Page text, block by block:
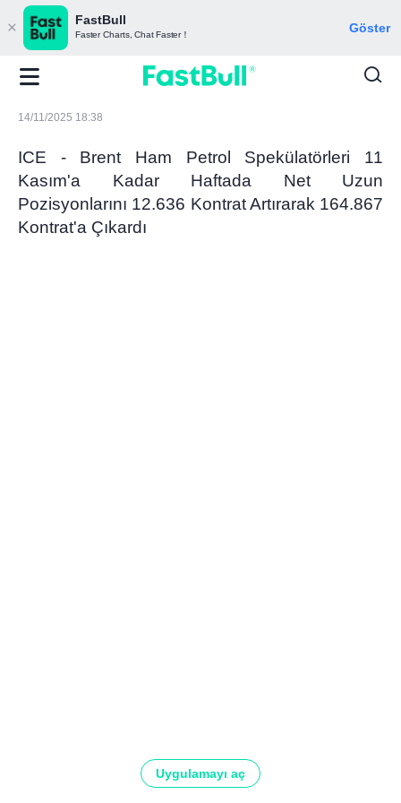
FastBull
Faster Charts, Chat Faster！ Göster
14/11/2025 18:38
ICE - Brent Ham Petrol Spekülatörleri 11
Kasım'a Kadar Haftada Net Uzun
Pozisyonlarını 12.636 Kontrat Artırarak 164.867
Kontrat'a Çıkardı
Uygulamayı aç